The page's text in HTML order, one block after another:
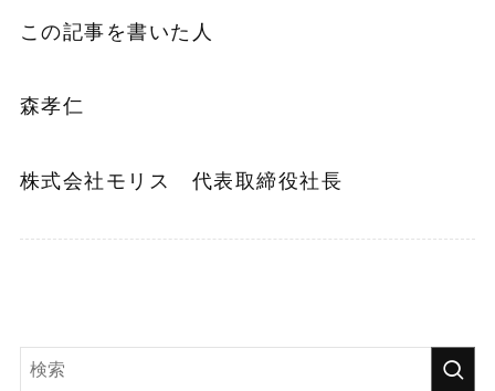
この記事を書いた人
森孝仁
株式会社モリス 代表取締役社長